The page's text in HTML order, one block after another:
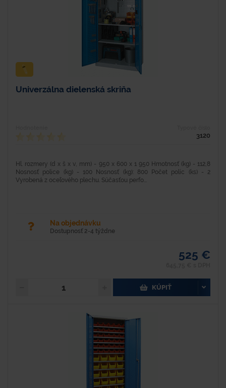
Univerzálna dielenská skriňa
3120
Hl. rozmery (d x š x v, mm) - 950 x 600 x 1 950 Hmotnosť (kg) - 112,8
Nosnosť police (kg) - 100 Nosnosť (kg): 800 Počet políc (ks) - 2
Vyrobená z oceľového plechu. Súčasťou perfo...
Na objednávku
Dostupnosť 2-4 týždne
525 €
KÚPIŤ